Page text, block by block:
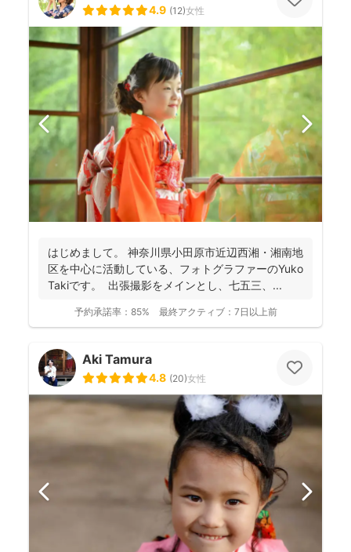
4.9 (12)女性
はじめまして。 神奈川県小田原市近辺西湘・湘南地
区を中心に活動している、フォトグラファーのYuko
Takiです。 出張撮影をメインとし、七五三、...
予約承諾率： 85% 最終アクティブ： 7日以上前
Aki Tamura
4.8 (20)女性